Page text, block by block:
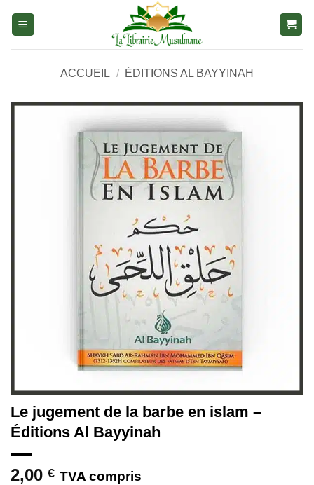
ACCUEIL / ÉDITIONS AL BAYYINAH
Le jugement de la barbe en islam –
Éditions Al Bayyinah
2,00 € TVA compris